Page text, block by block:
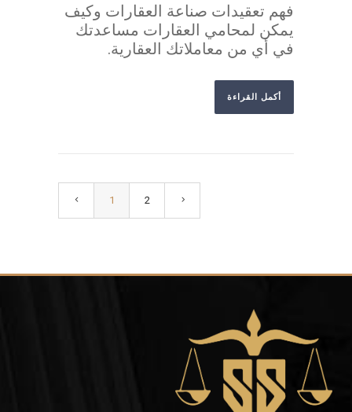
فهم تعقيدات صناعة العقارات وكيف
يمكن لمحامي العقارات مساعدتك
في أي من معاملاتك العقارية.
أكمل القراءة
1 2